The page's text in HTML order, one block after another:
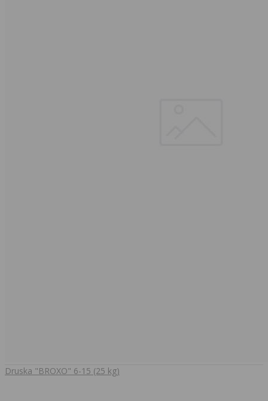
Druska "BROXO" 6-15 (25 kg)